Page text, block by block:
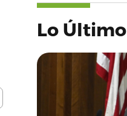
Lo Último